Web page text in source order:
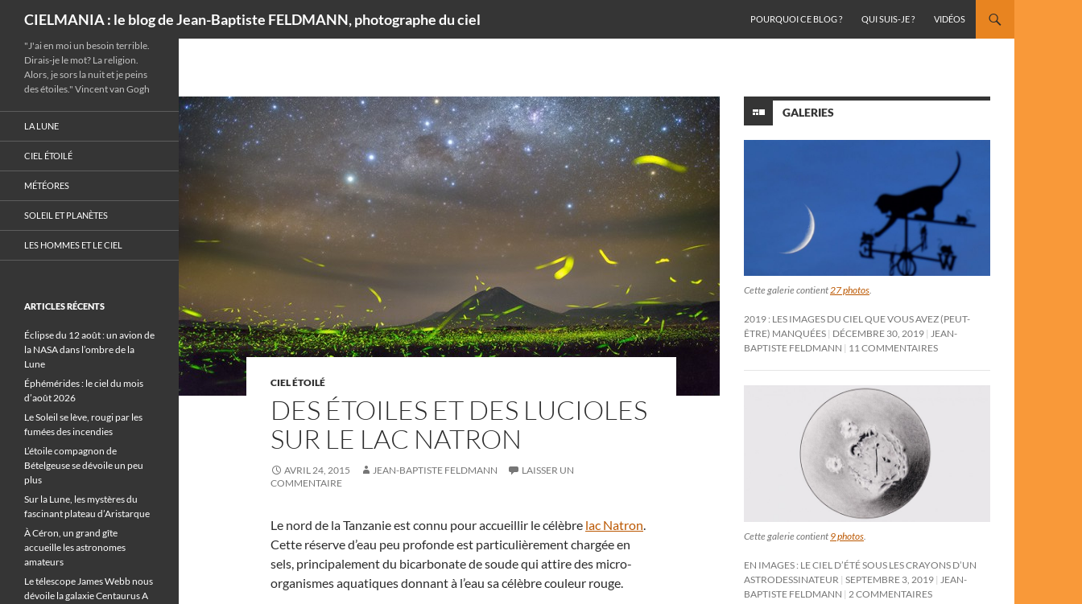
CIELMANIA : le blog de Jean-Baptiste FELDMANN, photographe du ciel
POURQUOI CE BLOG ?
QUI SUIS-JE ? VIDÉOS
CIEL ÉTOILÉ
DES ÉTOILES ET DES LUCIOLES
SUR LE LAC NATRON
AVRIL 24, 2015 JEAN-BAPTISTE FELDMANN
LAISSER UN
COMMENTAIRE
Le nord de la Tanzanie est connu pour accueillir le célèbre lac Natron.
Cette réserve d’eau peu profonde est particulièrement chargée en
sels, principalement du bicarbonate de soude qui attire des micro-
organismes aquatiques donnant à l’eau sa célèbre couleur rouge.
GALERIES
Cette galerie contient27 photos.
2019 : LES IMAGES DU CIEL QUE VOUS AVEZ (PEUT-
ÊTRE) MANQUÉES DÉCEMBRE 30, 2019 JEAN-
BAPTISTE FELDMANN
11 COMMENTAIRES
Cette galerie contient 9 photos
EN IMAGES : LE CIEL D’ÉTÉ SOUS LES CRAYONS D’UN
ASTRODESSINATEUR SEPTEMBRE 3, 2019
JEAN-
BAPTISTE FELDMANN
2 COMMENTAIRES
"J'ai en moi un besoin terrible.
Dirais-je le mot? La religion.
Alors, je sors la nuit et je peins
des étoiles." Vincent van Gogh
LA LUNE
CIEL ÉTOILÉ
MÉTÉORES
SOLEIL ET PLANÈTES
LES HOMMES ET LE CIEL
ARTICLES RÉCENTS
Éclipse du 12 août : un avion de
la NASA dans l’ombre de la
Lune
Éphémérides : le ciel du mois
d’août 2026
Le Soleil se lève, rougi par les
fumées des incendies
L’étoile compagnon de
Bételgeuse se dévoile un peu
plus
Sur la Lune, les mystères du
fascinant plateau d’Aristarque
À Céron, un grand gîte
accueille les astronomes
amateurs
Le télescope James Webb nous
dévoile la galaxie Centaurus A